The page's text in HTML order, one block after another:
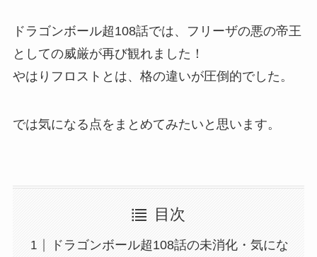
ドラゴンボール超108話では、フリーザの悪の帝王
としての威厳が再び観れました！
やはりフロストとは、格の違いが圧倒的でした。
では気になる点をまとめてみたいと思います。
目次
ドラゴンボール超108話の未消化・気にな